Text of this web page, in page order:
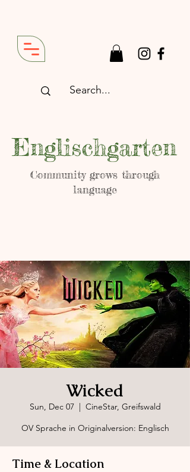
Englischgarten
Community grows through
language
Wicked
Sun, Dec 07
  |
CineStar, Greifswald
OV Sprache in Originalversion: Englisch
Time & Location